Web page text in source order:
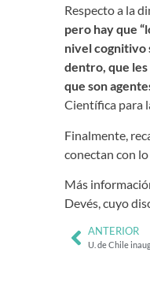
Respecto a la
pero hay que
nivel cognitivo
dentro, que
que son
Científica para
Finalmente,
conectan con lo
Más
Devés, cuyo
ANTERIOR
U. de Chile